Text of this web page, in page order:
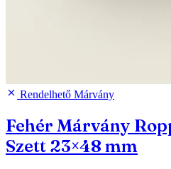
Rendelhető Márvány
Fehér Márvány
Szett 23×48 mm